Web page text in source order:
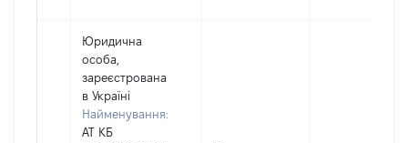
Юридична
особа,
зареєстрована
в Україні
Найменування:
АТ КБ